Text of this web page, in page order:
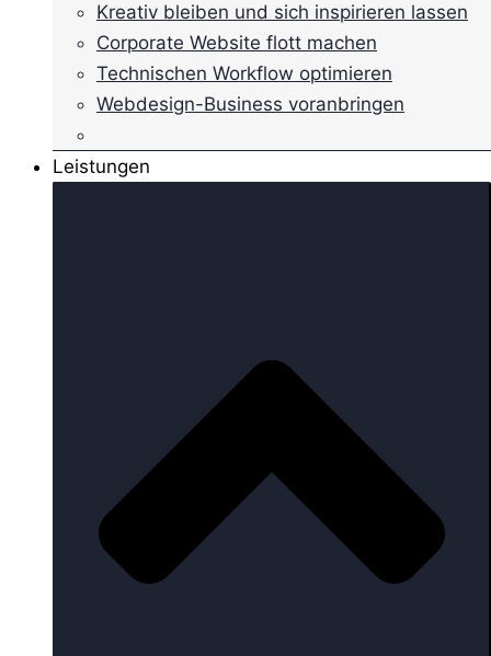
Kreativ bleiben und sich inspirieren lassen
Corporate Website flott machen
Technischen Workflow optimieren
Webdesign-Business voranbringen
Leistungen